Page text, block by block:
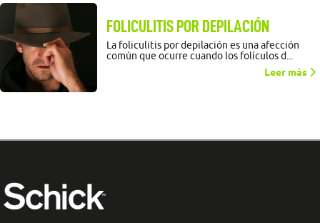
FOLICULITIS POR DEPILACIÓN
La foliculitis por depilación es una afección
común que ocurre cuando los folículos d...
Leer más